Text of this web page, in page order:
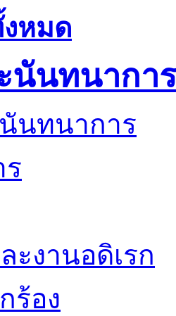
หมด
นันทนาการ
ะงานอดิเรก
ร้อง